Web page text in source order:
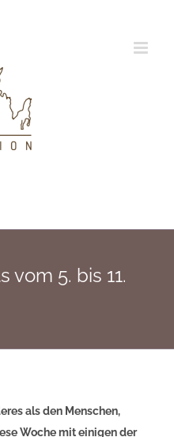
vom 5. bis 11.
als den Menschen,
Woche mit einigen der